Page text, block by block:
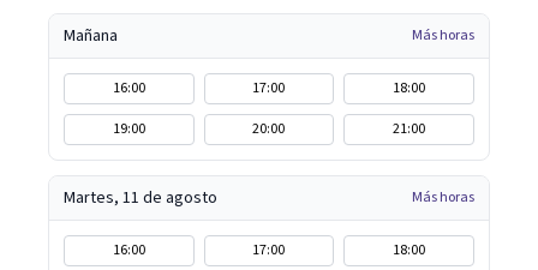
Mañana Más horas
16:00 17:00
18:00
19:00
20:00 21:00
Martes, 11 de agosto Más horas
16:00 17:00
18:00